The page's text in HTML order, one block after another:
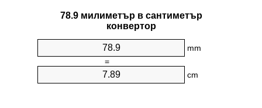
78.9 милиметър в сантиметър
конвертор
mm
=
cm